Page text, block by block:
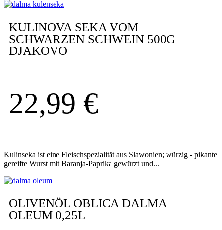
KULINOVA SEKA VOM
SCHWARZEN SCHWEIN 500G
DJAKOVO
22,99 €
Kulinseka ist eine Fleischspezialität aus Slawonien; würzig - pikante
gereifte Wurst mit Baranja-Paprika gewürzt und...
OLIVENÖL OBLICA DALMA
OLEUM 0,25L